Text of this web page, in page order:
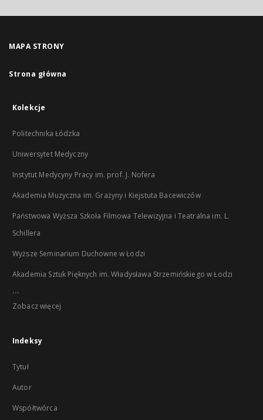
MAPA STRONY
Strona główna
Kolekcje
Politechnika Łódzka
Uniwersytet Medyczny
Instytut Medycyny Pracy im. prof. J. Nofera
Akademia Muzyczna im. Grażyny i Kiejstuta Bacewiczów
Państwowa Wyższa Szkoła Filmowa Telewizyjna i Teatralna im. L.
Schillera
Wyższe Seminarium Duchowne w Łodzi
Akademia Sztuk Pięknych im. Władysława Strzemińskiego w Łodzi
...
Zobacz więcej
Indeksy
Tytuł
Autor
Współtwórca